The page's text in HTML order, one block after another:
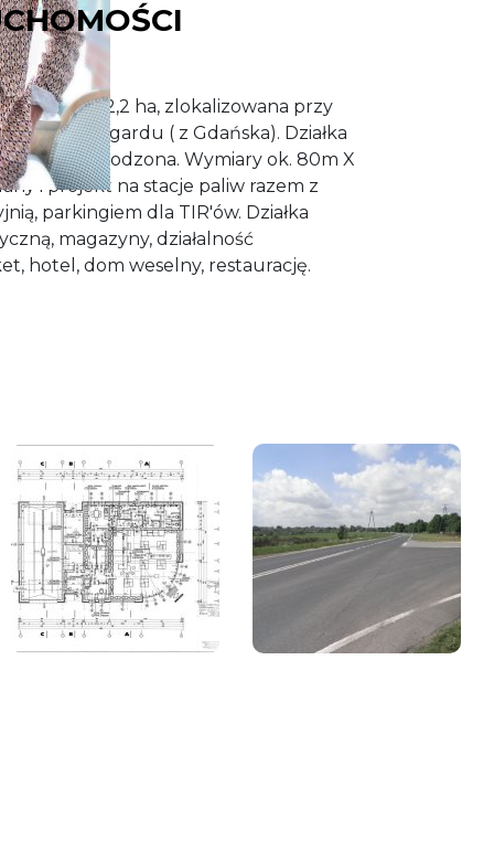
2,2 ha, zlokalizowana przy
do Nowogardu ( z Gdańska). Działka
ogrodzona. Wymiary ok. 80m X
i projekt na stacje paliw razem z
parkingiem dla TIR'ów. Działka
magazyny, działalność
hotel, dom weselny, restaurację.